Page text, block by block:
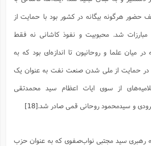
حضور هرگونه بیگانه در کشور بود با حمایت از
شد. محبوبیت و نفوذ کاشانی نه فقط
در میان علما و روحانیون تا اندازه‌ای بود که به
حمایت از ملی شدن صنعت نفت به عنوان یک
از سوی ایات اعظام سید محمدتقی
و سیدمحمود روحانی قمی صادر شد.[18]
رهبری سید مجتبی نواب‌صفوی که به عنوان حزب